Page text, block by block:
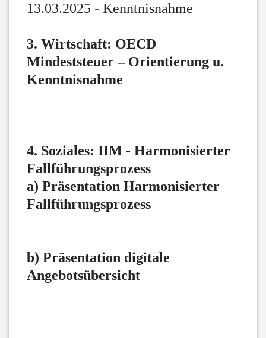
13.03.2025 - Kenntnisnahme
3. Wirtschaft: OECD
Mindeststeuer – Orientierung u.
Kenntnisnahme
4. Soziales: IIM - Harmonisierter
Fallführungsprozess
a) Präsentation Harmonisierter
Fallführungsprozess
b) Präsentation digitale
Angebotsübersicht